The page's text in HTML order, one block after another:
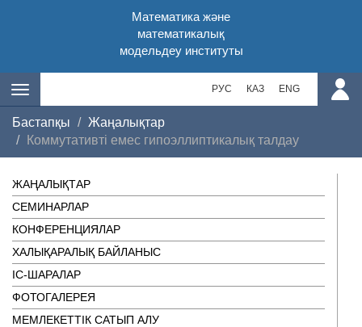
Математика және
математикалық
модельдеу институты
РУС КАЗ ENG
Бастапқы
Жаңалықтар
Коммутативті емес гипоэллиптикалық талдау
ЖАҢАЛЫҚТАР
СЕМИНАРЛАР
КОНФЕРЕНЦИЯЛАР
ХАЛЫҚАРАЛЫҚ БАЙЛАНЫС
ІC-ШАРАЛАР
ФОТОГАЛЕРЕЯ
МЕМЛЕКЕТТІК САТЫП АЛУ